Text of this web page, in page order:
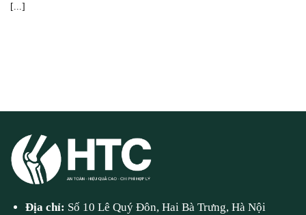
[...]
Địa chỉ: Số 10 Lê Quý Đôn, Hai Bà Trưng, Hà Nội